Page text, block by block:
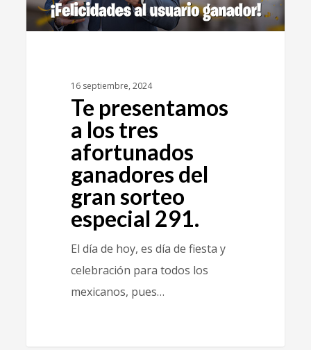
16 septiembre, 2024
Te presentamos
a los tres
afortunados
ganadores del
gran sorteo
especial 291.
El día de hoy, es día de fiesta y
celebración para todos los
mexicanos, pues…